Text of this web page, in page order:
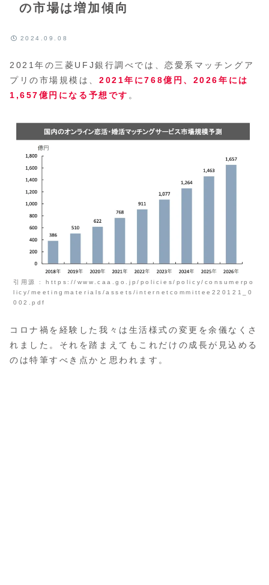
の市場は増加傾向
2024.09.08
2021年の三菱UFJ銀行調べでは、恋愛系マッチングア
プリの市場規模は、2021年に768億円、2026年には
1,657億円 になる予想です 。
引用源 : https://www.caa.go.jp/policies/policy/consumerpo
licy/meetingmaterials/assets/internetcommittee220121_0
002.pdf
コロナ禍を経験した我々は生活様式の変更を余儀なくさ
れました。それを踏まえてもこれだけの成長が見込める
のは特筆すべき点かと思われます。